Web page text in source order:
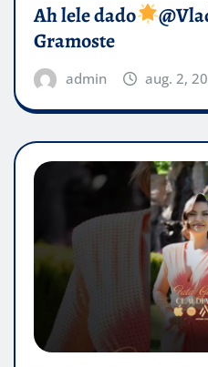
Ah lele dado​
Gramoste
admin aug. 2,